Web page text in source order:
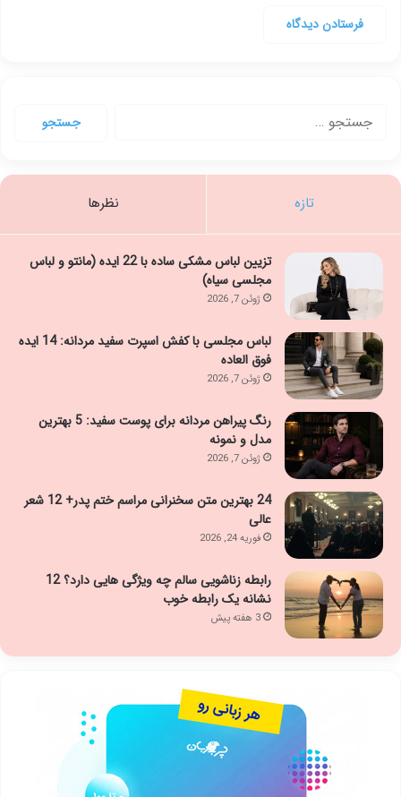
تازه نظرها
تزیین لباس مشکی ساده با 22 ایده (مانتو و لباس
مجلسی سیاه)
ژوئن 7, 2026
لباس مجلسی با کفش اسپرت سفید مردانه: 14 ایده
فوق العاده
ژوئن 7, 2026
رنگ پیراهن مردانه برای پوست سفید: 5 بهترین
مدل و نمونه
ژوئن 7, 2026
24 بهترین متن سخنرانی مراسم ختم پدر+ 12 شعر
عالی
فوریه 24, 2026
رابطه زناشویی سالم چه ویژگی هایی دارد؟ 12
نشانه یک رابطه خوب
3 هفته پیش